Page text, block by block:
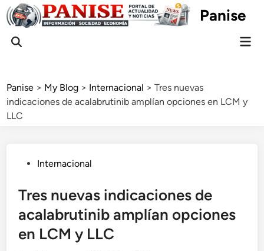
Skip
to
content
Panise
Open
Panise > My Blog > Internacional >Tres nuevas
indicaciones de acalabrutinib amplían opciones en LCM y
LLC
PostedInternacional
Tres nuevas indicaciones de
acalabrutinib amplían opciones
en LCM y LLC